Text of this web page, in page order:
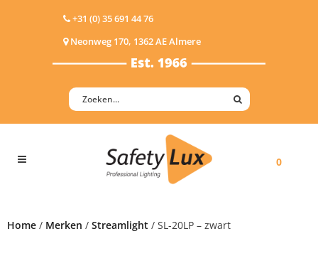
+31 (0) 35 691 44 76
Neonweg 170, 1362 AE Almere
0
Home / Merken / Streamlight / SL-20LP – zwart